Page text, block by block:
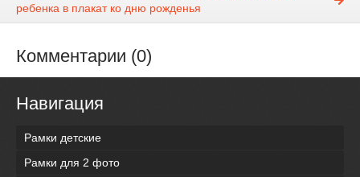
ребенка в плакат ко дню рожденья
Комментарии (0)
Навигация
Рамки детские
Рамки для 2 фото